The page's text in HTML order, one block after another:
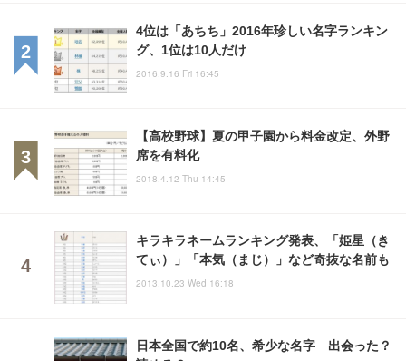
4位は「あちち」2016年珍しい名字ランキン
グ、1位は10人だけ
2016.9.16 Fri 16:45
【高校野球】夏の甲子園から料金改定、外野
席を有料化
2018.4.12 Thu 14:45
キラキラネームランキング発表、「姫星（き
てぃ）」「本気（まじ）」など奇抜な名前も
2013.10.23 Wed 16:18
日本全国で約10名、希少な名字 出会った？